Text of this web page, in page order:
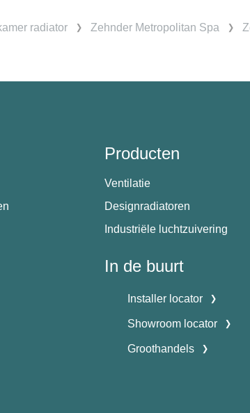
radiator Zehnder Metropolitan Spa
Producten
Ventilatie
Designradiatoren
Industriële luchtzuivering
In de buurt
Installer locator
Showroom locator
Groothandels